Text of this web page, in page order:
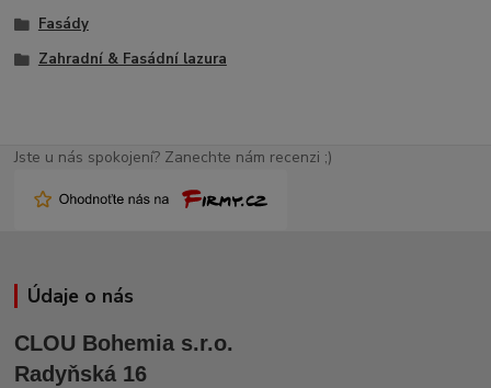
Fasády
Zahradní & Fasádní lazura
Jste u nás spokojení? Zanechte nám recenzi ;)
Údaje o nás
CLOU Bohemia s.r.o.
Radyňská 16